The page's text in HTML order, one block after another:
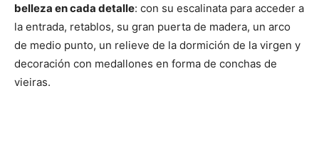
belleza en cada detalle: con su escalinata para acceder a
la entrada, retablos, su gran puerta de madera, un arco
de medio punto, un relieve de la dormición de la virgen y
decoración con medallones en forma de conchas de
vieiras.